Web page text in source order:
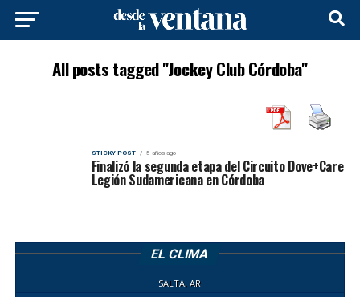
All posts tagged "Jockey Club Córdoba"
STICKY POST 5 años ago
Finalizó la segunda etapa del Circuito Dove+Care
Legión Sudamericana en Córdoba
EL CLIMA
SALTA, AR